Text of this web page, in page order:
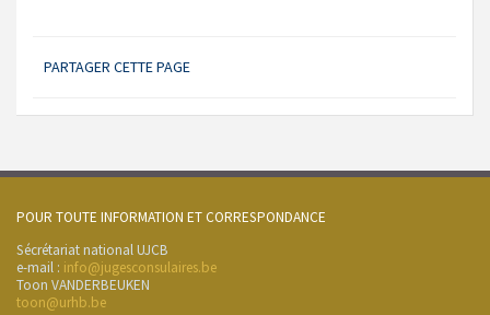
PARTAGER CETTE PAGE
POUR TOUTE INFORMATION ET CORRESPONDANCE
Sécrétariat national UJCB
e-mail : info@jugesconsulaires.be
Toon VANDERBEUKEN
toon@urhb.be